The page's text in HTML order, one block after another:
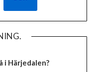
i Härjedalen?